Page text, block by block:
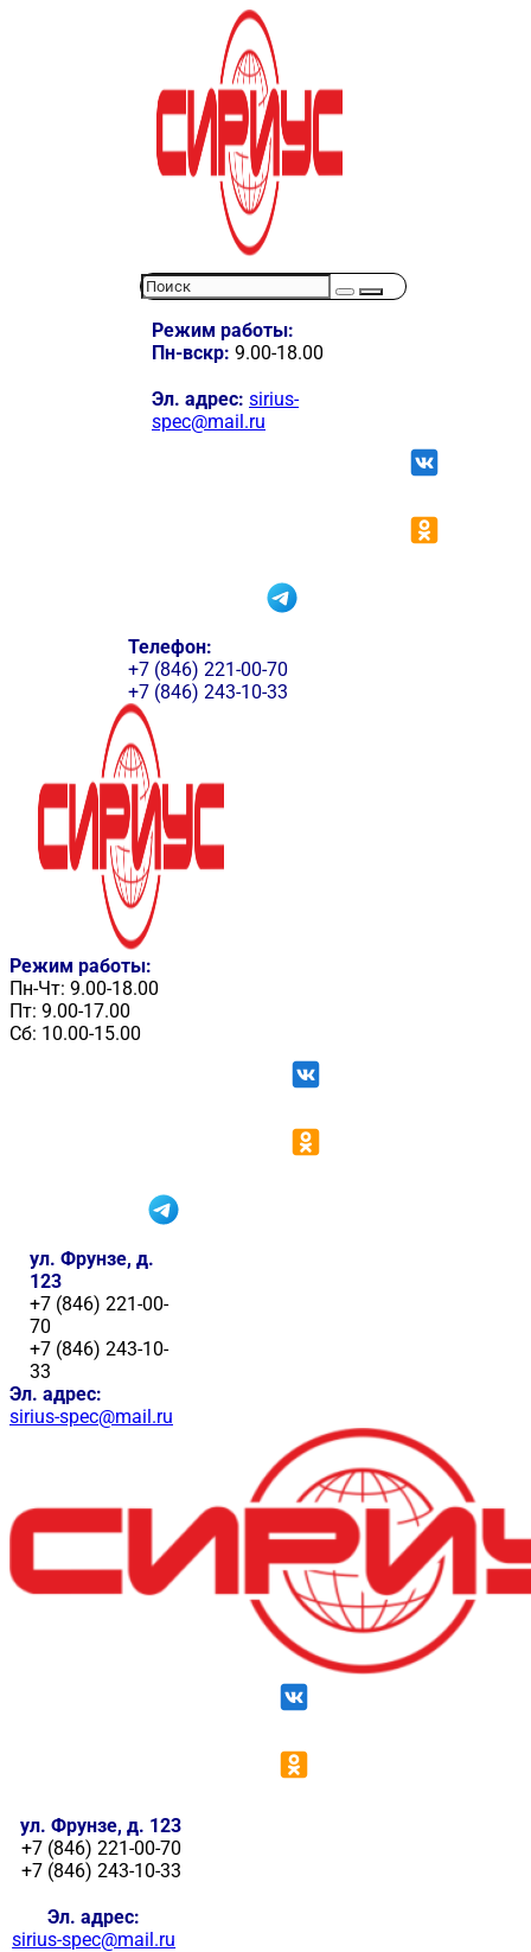
Режим работы:
Пн-вскр: 9.00-18.00
Эл. адрес: sirius-
spec@mail.ru
Телефон:
+7 (846) 221-00-70
+7 (846) 243-10-33
Режим работы:
Пн-Чт: 9.00-18.00
Пт: 9.00-17.00
Сб: 10.00-15.00
ул. Фрунзе, д.
123
+7 (846) 221-00-
70
+7 (846) 243-10-
33
Эл. адрес:
sirius-spec@mail.ru
ул. Фрунзе, д. 123
+7 (846) 221-00-70
+7 (846) 243-10-33
Эл. адрес:
sirius-spec@mail.ru